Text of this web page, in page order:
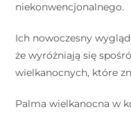
niekonwencjonalnego.
Ich nowoczesny
że wyróżniają się
wielkanocnych, które
Palma wielkanocna w